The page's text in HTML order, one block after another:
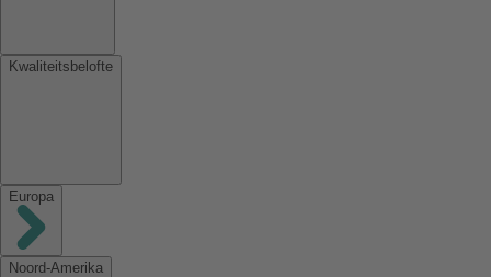
Kwaliteitsbelofte
Europa
Noord-Amerika